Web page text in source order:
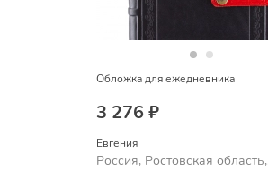
Обложка для ежедневника
3 276 ₽
Евгения
Россия, Ростовская область,